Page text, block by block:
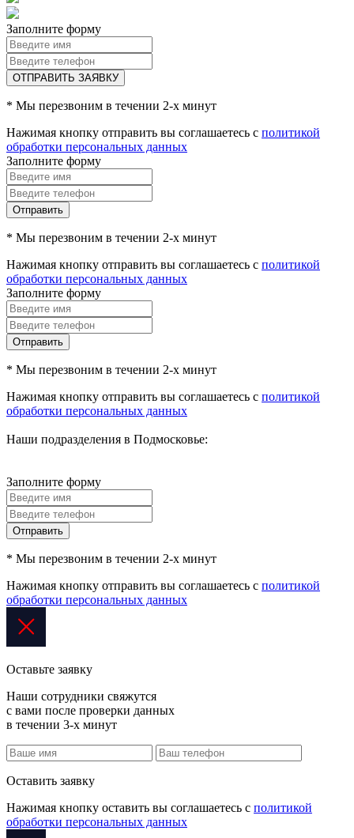
Заполните форму
ОТПРАВИТЬ ЗАЯВКУ
* Мы перезвоним в течении 2-х минут
Нажимая кнопку отправить вы соглашаетесь с политикой
обработки персональных данных
Заполните форму
Отправить
* Мы перезвоним в течении 2-х минут
Нажимая кнопку отправить вы соглашаетесь с политикой
обработки персональных данных
Заполните форму
Отправить
* Мы перезвоним в течении 2-х минут
Нажимая кнопку отправить вы соглашаетесь с политикой
обработки персональных данных
Наши подразделения в Подмосковье:
Заполните форму
Отправить
* Мы перезвоним в течении 2-х минут
Нажимая кнопку отправить вы соглашаетесь с политикой
обработки персональных данных
Оставьте заявку
Наши сотрудники свяжутся
с вами после проверки данных
в течении 3-х минут
Оставить заявку
Нажимая кнопку оставить вы соглашаетесь с политикой
обработки персональных данных